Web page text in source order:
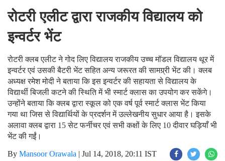
रोटरी एलीट द्वारा राजकीय विद्यालय को
इन्वर्टर भेंट
रोटरी क्लब एलीट ने गोद लिए विद्यालय राजकीय उच्च मॉडल विद्यालय थूर में
इन्वर्टर एवं उसकी बैटरी भेंट सहित अन्य जरूरत की सामग्र्री भेंट की। क्लब
अध्यक्ष रमेश मोदी ने बताया कि इस इन्वर्टर की सहायता से विद्यालय के
विद्यार्थी बिजली कटने की स्थिति में भी स्मार्ट क्लास का उपयोग कर सकेंगे।
उन्होंने बताया कि क्लब द्वारा स्कूल को एक वर्ष पूर्व स्मार्ट क्लास भेंट किया
गया था जिस से विद्यार्थियों के प्रदर्शन में उल्लेखनीय सुधार आया है। इसके
अलावा क्लब द्वारा 15 सेट फर्नीचर एवं सभी कक्षों के लिए 10 दीवार घड़ियाँ भी
भेंट की गईं।
By Mansoor Orawala | Jul 14, 2018, 20:11 IST